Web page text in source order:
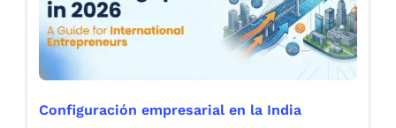
Configuración empresarial en la India